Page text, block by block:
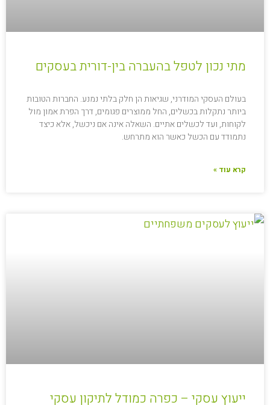
מתי נכון לטפל בהעברה בין-דורית בעסקים
בעולם העסקי המודרני, שגיאות הן חלק בלתי נמנע. החברות הטובות
ביותר נתקלות בכשלים, החל ממוצרים פגומים, דרך הפרת אמון מול
לקוחות, ועד לכשלים אתיים. השאלה אינה אם ניכשל, אלא כיצד
נתמודד עם הכשל כאשר הוא מתרחש.
קרא עוד »
ייעוץ עסקי – כפרה כמודל לתיקון עסקי